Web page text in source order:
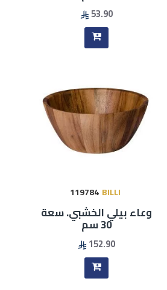
53.90
BILLI
119784
وعاء بيلي الخشبي. سعة
30 سم
152.90